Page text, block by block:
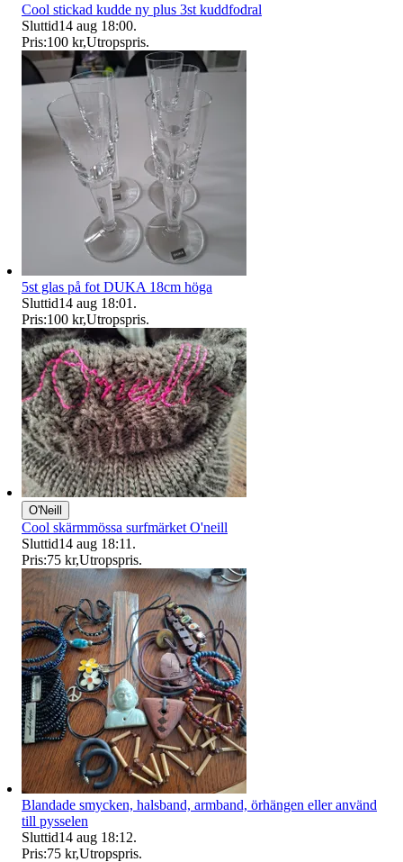
Cool stickad kudde ny plus 3st kuddfodral
Sluttid14 aug 18:00.
Pris:100 kr,Utropspris.
5st glas på fot DUKA 18cm höga
Sluttid14 aug 18:01 .
Pris:100 kr,Utropspris.
O'Neill
Cool skärmmössa surfmärket O'neill
Sluttid14 aug 18:11 .
Pris:75 kr,Utropspris.
Blandade smycken, halsband, armband, örhängen eller använd
till pysselen
Sluttid14 aug 18:12.
Pris:75 kr,Utropspris.